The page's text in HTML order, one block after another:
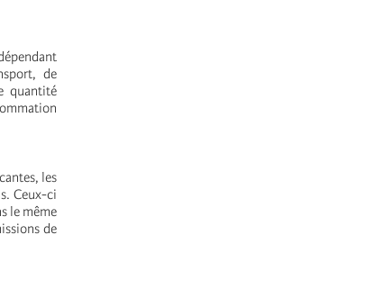
de
quantité
les
Ceux-ci
le même
de